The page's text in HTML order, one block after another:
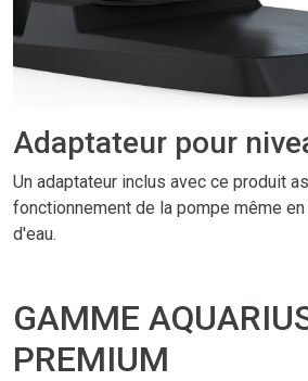
Adaptateur pour
Un adaptateur inclus avec ce produit
fonctionnement de la pompe même
d'eau.
GAMME
PREMIUM